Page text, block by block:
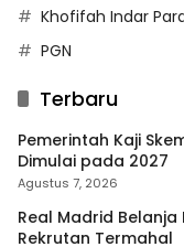
Khofifah Indar
PGN
Terbaru
Pemerintah Kaji
Dimulai pada 2027
Agustus 7, 2026
Real Madrid Belanja
Rekrutan Termahal